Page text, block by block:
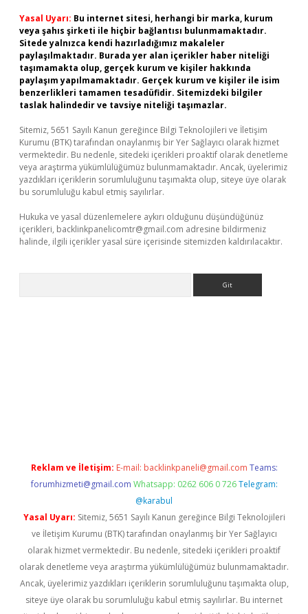
Yasal Uyarı: Bu internet sitesi, herhangi bir marka, kurum
veya şahıs şirketi ile hiçbir bağlantısı bulunmamaktadır.
Sitede yalnızca kendi hazırladığımız makaleler
paylaşılmaktadır. Burada yer alan içerikler haber niteliği
taşımamakta olup, gerçek kurum ve kişiler hakkında
paylaşım yapılmamaktadır. Gerçek kurum ve kişiler ile isim
benzerlikleri tamamen tesadüfidir. Sitemizdeki bilgiler
taslak halindedir ve tavsiye niteliği taşımazlar.
Sitemiz, 5651 Sayılı Kanun gereğince Bilgi Teknolojileri ve İletişim
Kurumu (BTK) tarafından onaylanmış bir Yer Sağlayıcı olarak hizmet
vermektedir. Bu nedenle, sitedeki içerikleri proaktif olarak denetleme
veya araştırma yükümlülüğümüz bulunmamaktadır. Ancak, üyelerimiz
yazdıkları içeriklerin sorumluluğunu taşımakta olup, siteye üye olarak
bu sorumluluğu kabul etmiş sayılırlar.
Hukuka ve yasal düzenlemelere aykırı olduğunu düşündüğünüz
içerikleri, backlinkpanelicomtr@gmail.com adresine bildirmeniz
halinde, ilgili içerikler yasal süre içerisinde sitemizden kaldırılacaktır.
Reklam ve İletişim: E-mail: backlinkpaneli@gmail.com Teams:
forumhizmeti@gmail.com Whatsapp: 0262 606 0 726 Telegram:
@karabul
Yasal Uyarı: Sitemiz, 5651 Sayılı Kanun gereğince Bilgi Teknolojileri
ve İletişim Kurumu (BTK) tarafından onaylanmış bir Yer Sağlayıcı
olarak hizmet vermektedir. Bu nedenle, sitedeki içerikleri proaktif
olarak denetleme veya araştırma yükümlülüğümüz bulunmamaktadır.
Ancak, üyelerimiz yazdıkları içeriklerin sorumluluğunu taşımakta olup,
siteye üye olarak bu sorumluluğu kabul etmiş sayılırlar. Bu internet